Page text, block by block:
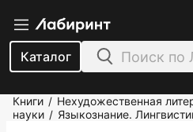
Каталог
Книги / Нехудожественная
науки / Языкознание.